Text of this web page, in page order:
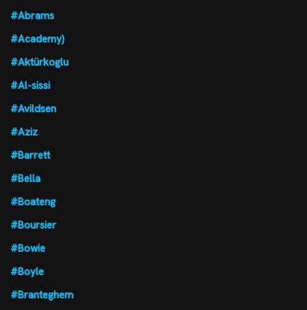
#Abrams
#Academy)
#Aktürkoglu
#Al-sissi
#Avildsen
#Aziz
#Barrett
#Bella
#Boateng
#Boursier
#Bowie
#Boyle
#Branteghem